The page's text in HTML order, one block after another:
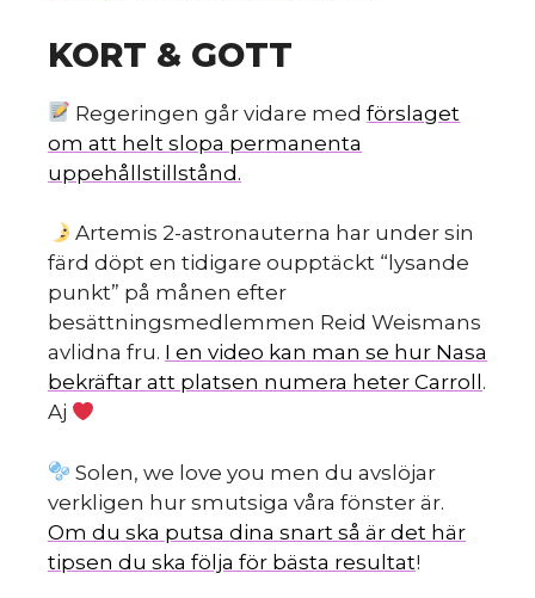
KORT & GOTT
Regeringen går vidare medförslaget
om att helt slopa permanenta
uppehållstillstånd.
Artemis 2-astronauterna har under sin
färd döpt en tidigare oupptäckt “lysande
punkt” på månen efter
besättningsmedlemmen Reid Weismans
avlidna fru. I en video kan man se hur Nasa
bekräftar att platsen numera heter Carroll .
Aj
Solen, we love you men du avslöjar
verkligen hur smutsiga våra fönster är.
Om du ska putsa dina snart så är det här
tipsen du ska följa för bästa resultat!